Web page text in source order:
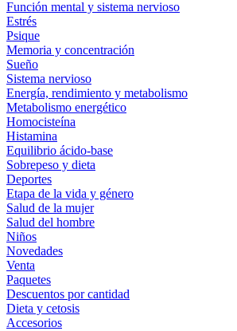
Función mental y sistema nervioso
Estrés
Psique
Memoria y concentración
Sueño
Sistema nervioso
Energía, rendimiento y metabolismo
Metabolismo energético
Homocisteína
Histamina
Equilibrio ácido-base
Sobrepeso y dieta
Deportes
Etapa de la vida y género
Salud de la mujer
Salud del hombre
Niños
Novedades
Venta
Paquetes
Descuentos por cantidad
Dieta y cetosis
Accesorios